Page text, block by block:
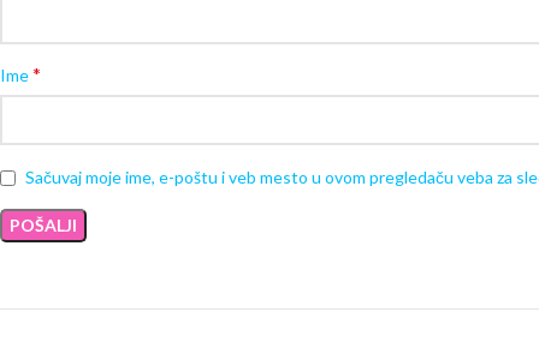
Ime*
Sačuvaj moje ime, e-poštu i veb mesto u ovom pregledaču veba za